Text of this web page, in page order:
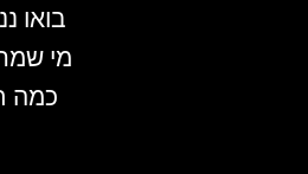
בואו
מי
כמה